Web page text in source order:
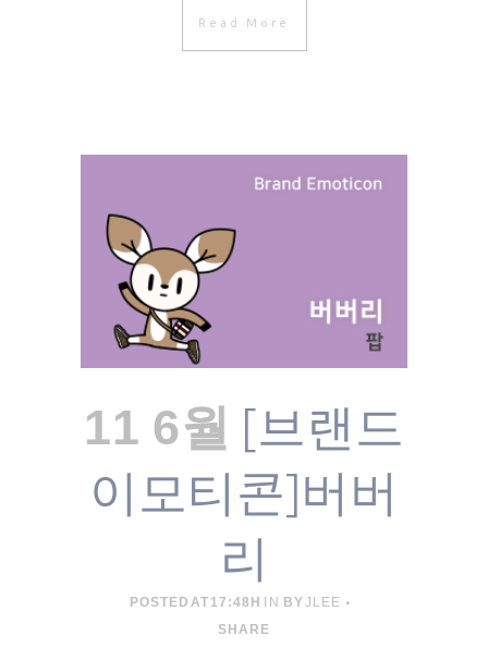
Read More
11 6월 [브랜드
이모티콘]버버
리
POSTED AT 17:48H IN BYJLEE
SHARE